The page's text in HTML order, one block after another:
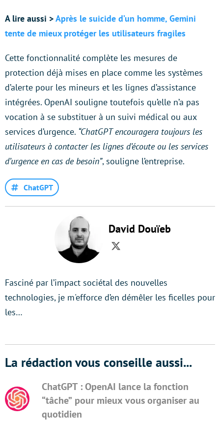
A lire aussi >Après le suicide d’un homme, Gemini
tente de mieux protéger les utilisateurs fragiles
Cette fonctionnalité complète les mesures de
protection déjà mises en place comme les systèmes
d’alerte pour les mineurs et les lignes d’assistance
intégrées. OpenAI souligne toutefois qu’elle n’a pas
vocation à se substituer à un suivi médical ou aux
services d’urgence. “ChatGPT encouragera toujours les
utilisateurs à contacter les lignes d’écoute ou les services
d’urgence en cas de besoin”, souligne l’entreprise.
ChatGPT
David Douïeb
Twitter
Fasciné par l’impact sociétal des nouvelles
technologies, je m'efforce d’en démêler les ficelles pour
les…
La rédaction vous conseille aussi...
ChatGPT : OpenAI lance la fonction
“tâche” pour mieux vous organiser au
quotidien